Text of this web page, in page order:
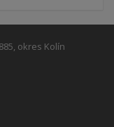
okres Kolín